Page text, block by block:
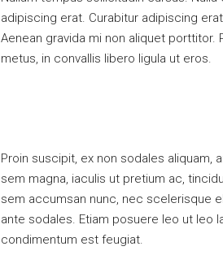
adipiscing erat. Curabitur adipiscing
Aenean gravida mi non aliquet
metus, in convallis libero ligula ut eros.
Proin suscipit, ex non sodales aliquam,
sem magna, iaculis ut pretium ac,
sem accumsan nunc, nec scelerisque
ante sodales. Etiam posuere leo ut leo
condimentum est feugiat.